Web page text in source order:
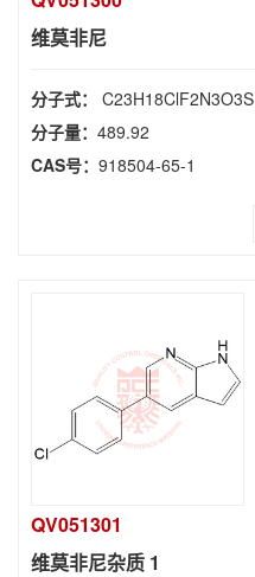
维莫非尼
分子式： C23H18ClF2N3O3S
分子量： 489.92
CAS号： 918504-65-1
QV051301
维莫非尼杂质 1